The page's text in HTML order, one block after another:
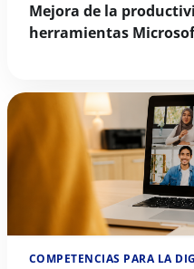
Mejora de la
herramientas